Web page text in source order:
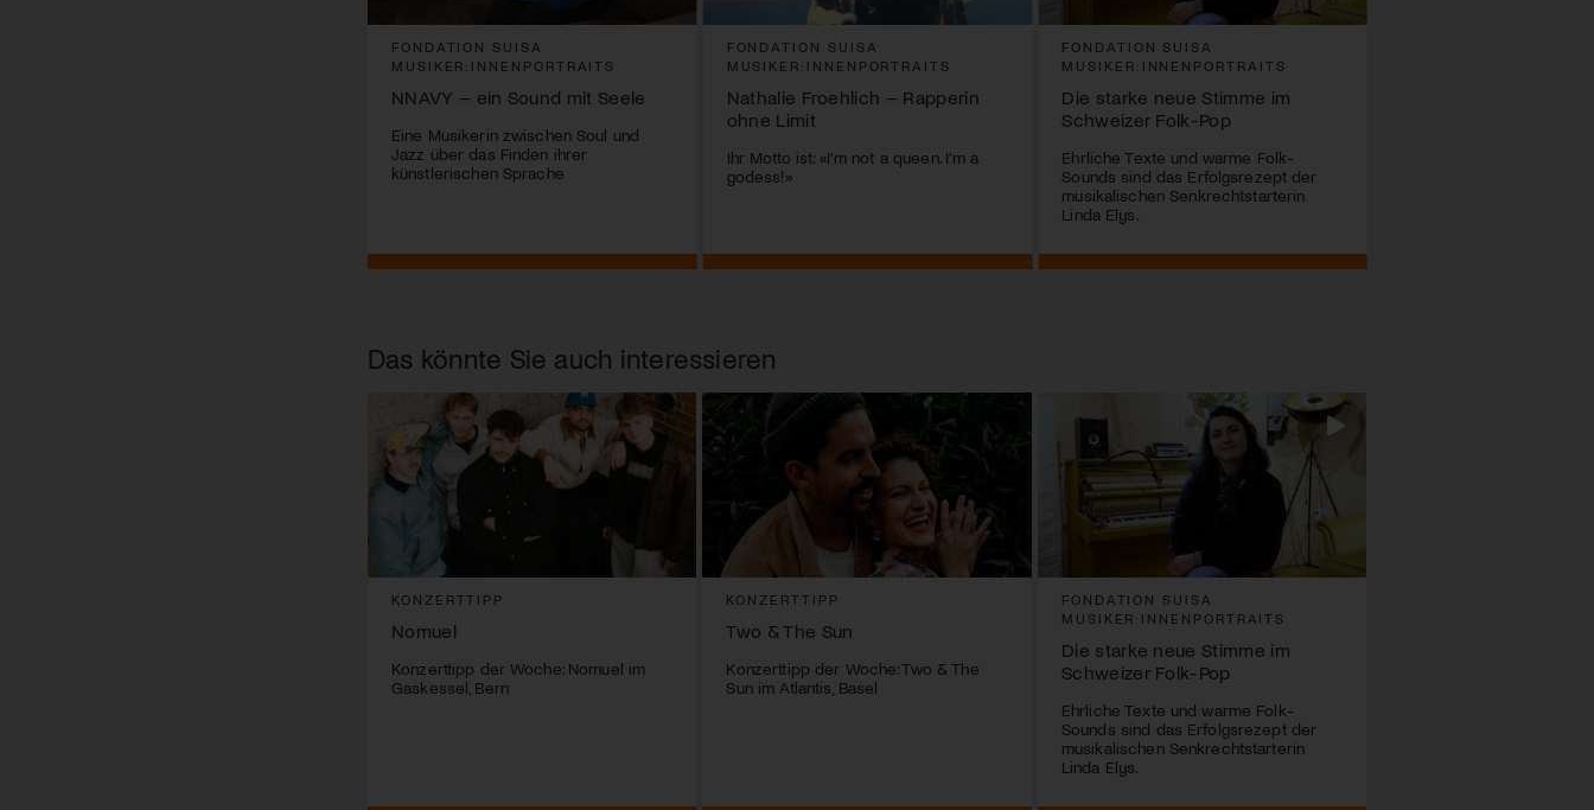
FONDATION SUISA
MUSIKER:INNENPORTRAITS
NNAVY – ein Sound mit Seele
Eine Musikerin zwischen Soul und
Jazz über das Finden ihrer
künstlerischen Sprache
FONDATION SUISA
MUSIKER:INNENPORTRAITS
Nathalie Froehlich – Rapperin
ohne Limit
Ihr Motto ist: «I’m not a queen. I’m a
godess!»
FONDATION SUISA
MUSIKER:INNENPORTRAITS
Die starke neue Stimme im
Schweizer Folk-Pop
Ehrliche Texte und warme Folk-
Sounds sind das Erfolgsrezept der
musikalischen Senkrechtstarterin
Linda Elys.
Das könnte Sie auch interessieren
KONZERTTIPP
Nomuel
Konzerttipp der Woche: Nomuel im
Gaskessel, Bern
KONZERTTIPP
Two & The Sun
Konzerttipp der Woche: Two & The
Sun im Atlantis, Basel
FONDATION SUISA
MUSIKER:INNENPORTRAITS
Die starke neue Stimme im
Schweizer Folk-Pop
Ehrliche Texte und warme Folk-
Sounds sind das Erfolgsrezept der
musikalischen Senkrechtstarterin
Linda Elys.